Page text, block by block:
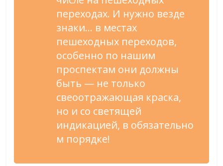
переходах. И нужно везде
знаки… в местах
пешеходных переходов,
особенно по нашим
проспектам они должны
быть — не только
свеоотражающая краска,
но и со светящей
индикацией, в обязательно
м порядке!